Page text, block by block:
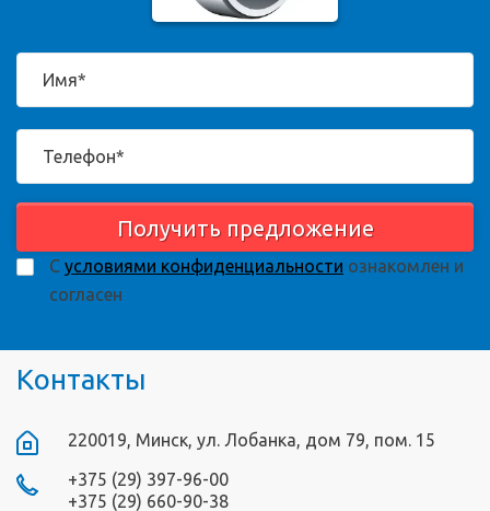
Получить предложение
С условиями конфиденциальности ознакомлен и
согласен
Контакты
220019, Минск, ул. Лобанка, дом 79, пом. 15
+375 (29) 397-96-00
+375 (29) 660-90-38